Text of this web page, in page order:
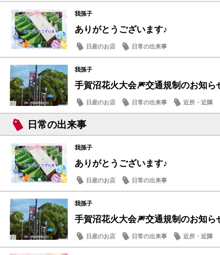
我孫子
ありがとうございます♪
日産のお店 日常の出来事
我孫子
手賀沼花火大会🎆交通規制のお知ら
日産のお店 日常の出来事 近所・近隣
日常の出来事
我孫子
ありがとうございます♪
日産のお店 日常の出来事
我孫子
手賀沼花火大会🎆交通規制のお知ら
日産のお店 日常の出来事 近所・近隣